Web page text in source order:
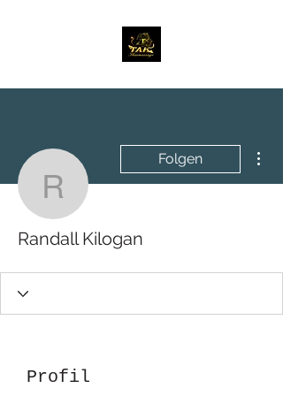
Randall Kilogan
Folgen
Randall Kilogan
Profil